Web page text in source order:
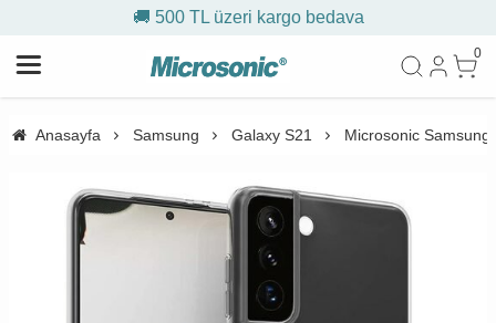
🚚 500 TL üzeri kargo bedava
0
Anasayfa Samsung Galaxy S21 Microsonic Samsung